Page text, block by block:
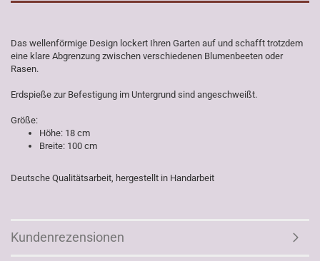
Das wellenförmige Design lockert Ihren Garten auf und schafft trotzdem
eine klare Abgrenzung zwischen verschiedenen Blumenbeeten oder
Rasen.
Erdspieße zur Befestigung im Untergrund sind angeschweißt.
Größe:
Höhe: 18 cm
Breite: 100 cm
Deutsche Qualitätsarbeit, hergestellt in Handarbeit
Kundenrezensionen